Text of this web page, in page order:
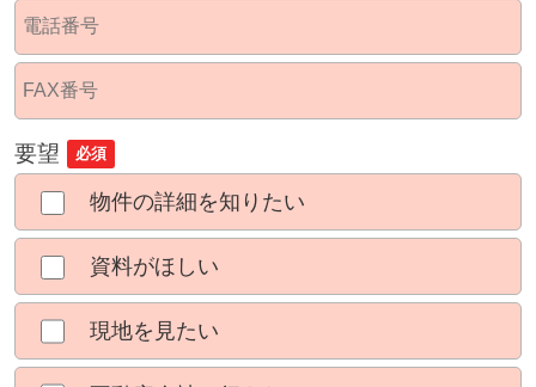
要望 必須
物件の詳細を知りたい
資料がほしい
現地を見たい